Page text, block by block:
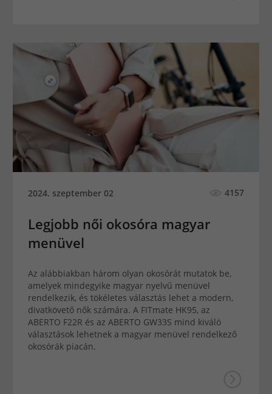
2024. szeptember 02 4157
Legjobb női okosóra magyar
menüvel
Az alábbiakban három olyan okosórát mutatok be,
amelyek mindegyike magyar nyelvű menüvel
rendelkezik, és tökéletes választás lehet a modern,
divatkövető nők számára. A FITmate HK95, az
ABERTO F22R és az ABERTO GW33S mind kiváló
választások lehetnek a magyar menüvel rendelkező
okosórák piacán.